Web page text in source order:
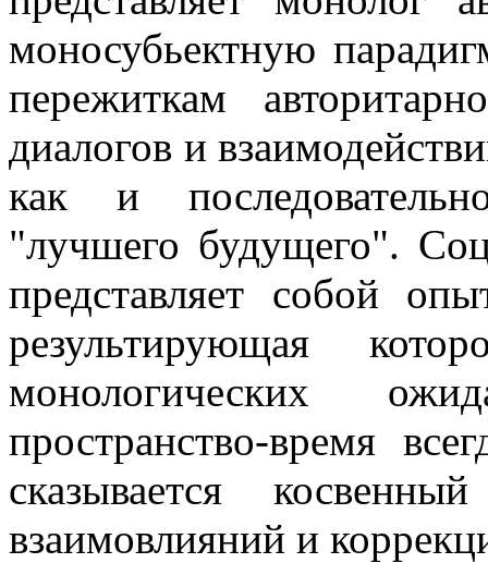
моносубьектную
пережиткам
диалогов и
как и
"лучшего будущего".
представляет собой
результирующая
монологических
пространство-время
сказывается
взаимовлияний и